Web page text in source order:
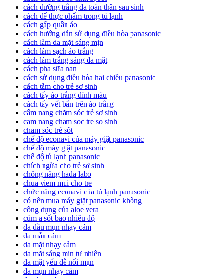
cách dưỡng trắng da toàn thân sau sinh
cách để thực phẩm trong tủ lạnh
cách gấp quần áo
cách hướng dẫn sử dụng điều hòa panasonic
cách làm da mặt sáng mịn
cách làm sạch áo trắng
cách làm trắng sáng da mặt
cách pha sữa nan
cách sử dụng điều hòa hai chiều panasonic
cách tắm cho trẻ sơ sinh
cách tẩy áo trắng dính màu
cách tẩy vết bẩn trên áo trắng
cẩm nang chăm sóc trẻ sơ sinh
cam nang cham soc tre so sinh
chăm sóc trẻ sốt
chế độ econavi của máy giặt panasonic
chế độ máy giặt panasonic
chế độ tủ lạnh panasonic
chích ngừa cho trẻ sơ sinh
chống nắng hada labo
chua viem mui cho tre
chức năng econavi của tủ lạnh panasonic
có nên mua máy giặt panasonic không
công dụng của aloe vera
cúm a sốt bao nhiêu độ
da dầu mụn nhạy cảm
da mẫn cảm
da mặt nhạy cảm
da mặt sáng mịn tự nhiên
da mặt yếu dễ nổi mụn
da mụn nhạy cảm